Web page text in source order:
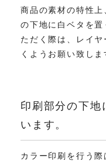
商品の素材の特性
の下地に白ベタを
ただく際は、レイ
くようお願い致しま
印刷部分の下地
います。
カラー印刷を行う